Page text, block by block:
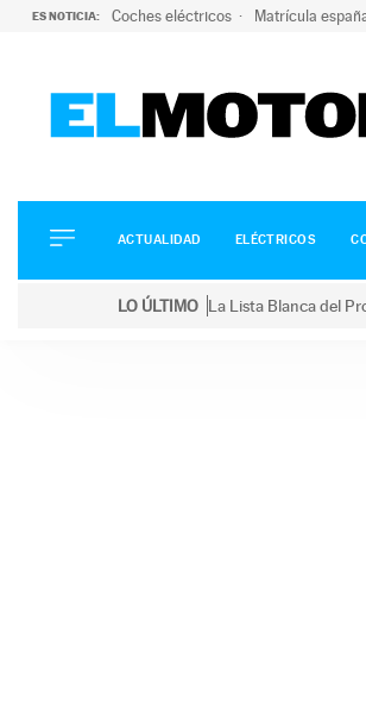
ES NOTICIA: Coches eléctricos Matrícula
ELÉCTRICOS
CONDUCIR
ACTUALIDAD ELÉCTRICOS
LO ÚLTIMO La Lista Blanca del